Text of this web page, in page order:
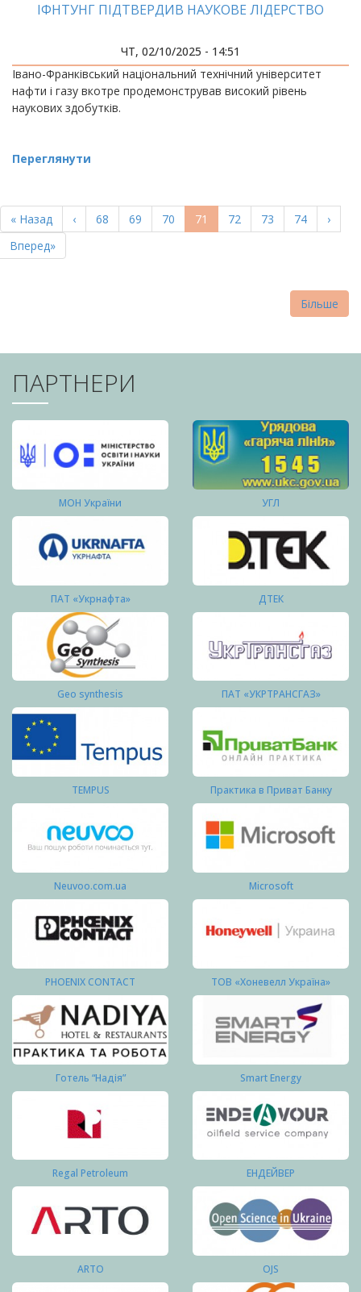
ІФНТУНГ ПІДТВЕРДИВ НАУКОВЕ ЛІДЕРСТВО
ЧТ, 02/10/2025 - 14:51
Івано-Франківський національний технічний університет
нафти і газу вкотре продемонстрував високий рівень
наукових здобутків.
Переглянути
НА
СТОРІНКИ
Перша
сторінка
« Назад
Попередня
сторінка
‹ Page
68 Page
69 Page
70
Поточна
сторінка
71 Page
72 Page
73 Page
74
›
Остання
сторінка
Вперед»
Більше
ПАРТНЕРИ
МОН України УГЛ
ПАТ «Укрнафта» ДТЕК
Geo synthesis ПАТ «УКРТРАНСГАЗ»
TEMPUS Практика в Приват Банку
Neuvoo.com.ua Microsoft
PHOENIX CONTACT ТОВ «Хоневелл Україна»
Готель “Надія” Smart Energy
Regal Petroleum ЕНДЕЙВЕР
ARTO OJS